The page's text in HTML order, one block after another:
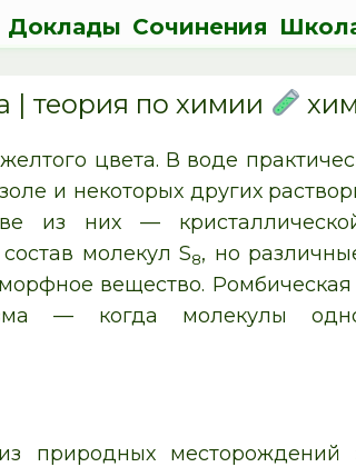
Доклады Сочинения
| теория по химии
цвета. В воде
и некоторых других
из них —
молекул S8, но
вещество.
— когда молекулы
природных месторождений